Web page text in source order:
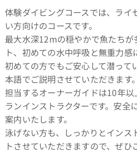
体験ダイビングコースでは、ライ
い方向けのコースです。
最大水深12mの穏やかで魚たちが
ト、初めての水中呼吸と無重力感
初めての方でもご安心して潜って
本語でご説明させていただきます。
担当するオーナーガイドは10年
ランインストラクターです。安全
案内いたします。
泳げない方も、しっかりとインス
トさせていただきますので、ぜひ